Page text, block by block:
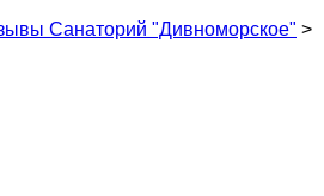
Санаторий "Дивноморское" >